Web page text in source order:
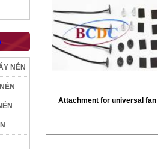
NÉN
Attachment for universal fan